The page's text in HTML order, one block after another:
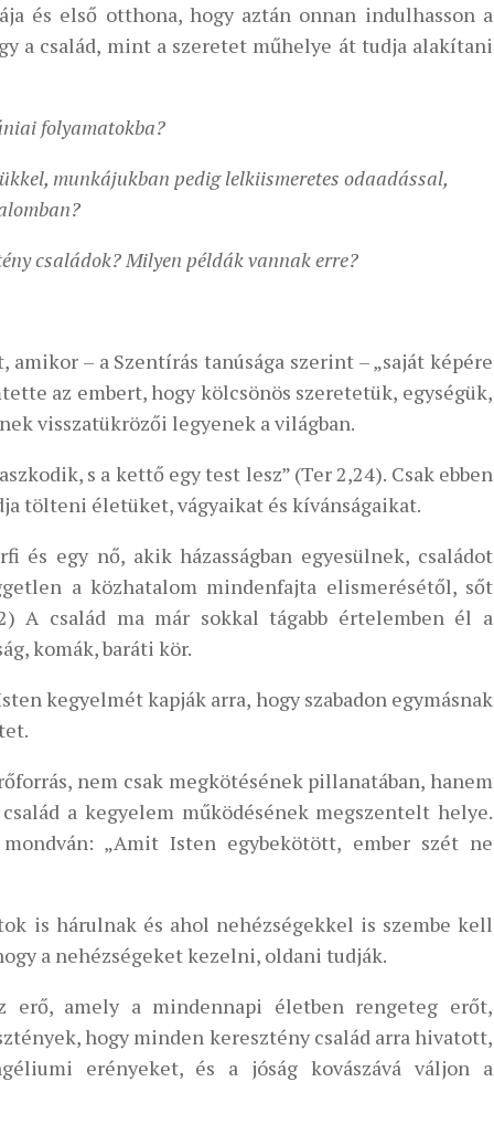
és első otthona, hogy aztán onnan indulhasson a
a család, mint a szeretet műhelye át tudja alakítani
folyamatokba?
munkájukban pedig lelkiismeretes odaadással,
családok? Milyen példák vannak erre?
– a Szentírás tanúsága szerint – „saját képére
az embert, hogy kölcsönös szeretetük, egységük,
visszatükrözői legyenek a világban.
s a kettő egy test lesz” (Ter 2,24). Csak ebben
tölteni életüket, vágyaikat és kívánságaikat.
és egy nő, akik házasságban egyesülnek, családot
a közhatalom mindenfajta elismerésétől, sőt
A család ma már sokkal tágabb értelemben él a
komák, baráti kör.
kegyelmét kapják arra, hogy szabadon egymásnak
nem csak megkötésének pillanatában, hanem
a kegyelem működésének megszentelt helye.
„Amit Isten egybekötött, ember szét ne
is hárulnak és ahol nehézségekkel is szembe kell
a nehézségeket kezelni, oldani tudják.
amely a mindennapi életben rengeteg erőt,
hogy minden keresztény család arra hivatott,
erényeket, és a jóság kovászává váljon a